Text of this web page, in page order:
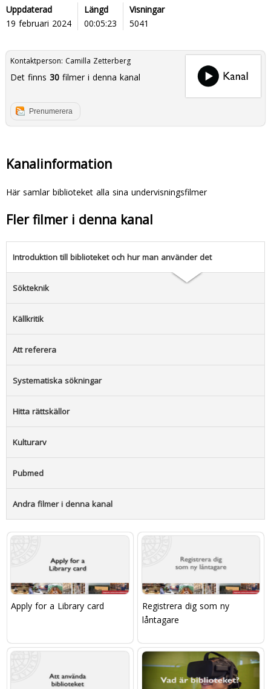
Uppdaterad
19 februari 2024
Längd
00:05:23
Visningar
5041
Kontaktperson: Camilla Zetterberg
Det finns 30filmer i denna kanal
Prenumerera
Kanalinformation
Här samlar biblioteket alla sina undervisningsfilmer
Fler filmer i denna kanal
Introduktion till biblioteket och hur man använder det
Sökteknik
Källkritik
Att referera
Systematiska sökningar
Hitta rättskällor
Kulturarv
Pubmed
Andra filmer i denna kanal
Apply for a Library card
Registrera dig som ny
låntagare